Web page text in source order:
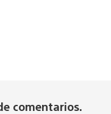
comentarios.